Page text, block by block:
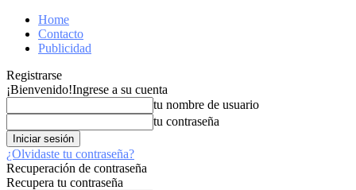
Home
Contacto
Publicidad
Registrarse
¡Bienvenido!Ingrese a su cuenta
tu nombre de usuario
tu contraseña
¿Olvidaste tu contraseña?
Recuperación de contraseña
Recupera tu contraseña